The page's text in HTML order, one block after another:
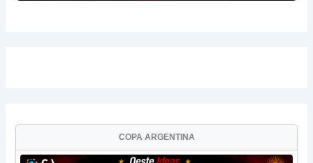
COPA ARGENTINA